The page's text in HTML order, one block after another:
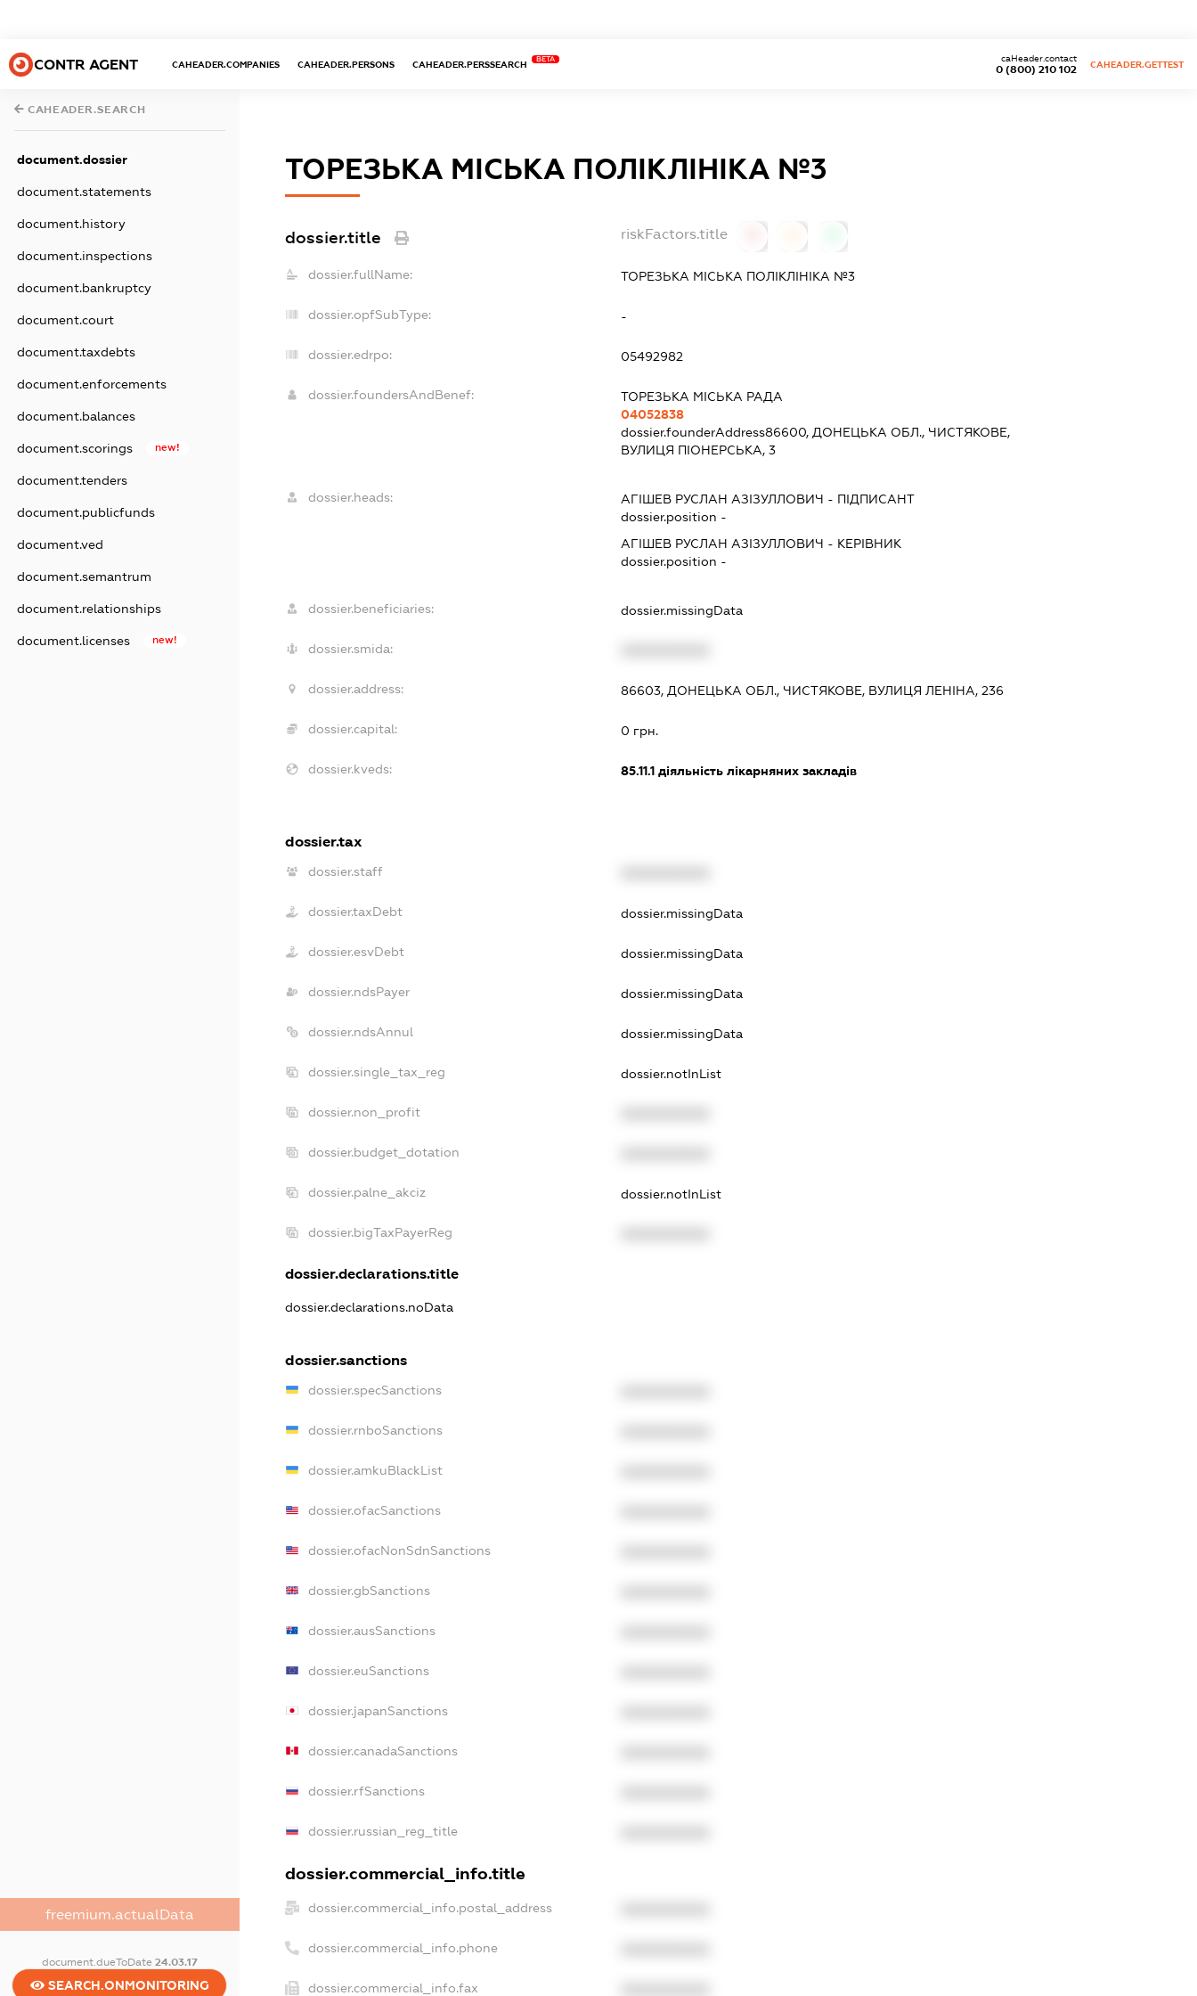
CONTR AGENT CAHEADER.COMPANIES CAHEADER.PERSONS CAHEADER.PERSSEARCH
BETA
0 (800) 210 102
caHeader.contact
CAHEADER.GETTEST
CAHEADER.SEARCH
document.dossier
document.statements
document.history
document.inspections
document.bankruptcy
document.court
document.taxdebts
document.enforcements
document.balances
document.scorings new!
document.tenders
document.publicfunds
document.ved
document.semantrum
document.relationships
document.licenses new!
freemium.actualData
document.dueToDate 24.03.17
SEARCH.ONMONITORING
ТОРЕЗЬКА МІСЬКА ПОЛІКЛІНІКА №3
dossier.title riskFactors.title
dossier.fullName: ТОРЕЗЬКА МІСЬКА ПОЛІКЛІНІКА №3
dossier.opfSubType: -
dossier.edrpo: 05492982
dossier.foundersAndBenef:
ТОРЕЗЬКА МІСЬКА РАДА
04052838
dossier.founderAddress86600, ДОНЕЦЬКА ОБЛ., ЧИСТЯКОВЕ,
ВУЛИЦЯ ПІОНЕРСЬКА, 3
dossier.heads: АГІШЕВ РУСЛАН АЗІЗУЛЛОВИЧ - ПІДПИСАНТ
dossier.position -
АГІШЕВ РУСЛАН АЗІЗУЛЛОВИЧ - КЕРІВНИК
dossier.position -
dossier.beneficiaries: dossier.missingData
dossier.smida:
dossier.address: 86603, ДОНЕЦЬКА ОБЛ., ЧИСТЯКОВЕ, ВУЛИЦЯ ЛЕНІНА, 236
dossier.capital: 0 грн.
dossier.kveds: 85.11.1 діяльність лікарняних закладів
dossier.tax
dossier.staff
dossier.taxDebt dossier.missingData
dossier.esvDebt dossier.missingData
dossier.ndsPayer dossier.missingData
dossier.ndsAnnul dossier.missingData
dossier.single_tax_reg dossier.notInList
dossier.non_profit
dossier.budget_dotation
dossier.palne_akciz dossier.notInList
dossier.bigTaxPayerReg
dossier.declarations.title
dossier.declarations.noData
dossier.sanctions
dossier.specSanctions
dossier.rnboSanctions
dossier.amkuBlackList
dossier.ofacSanctions
dossier.ofacNonSdnSanctions
dossier.gbSanctions
dossier.ausSanctions
dossier.euSanctions
dossier.japanSanctions
dossier.canadaSanctions
dossier.rfSanctions
dossier.russian_reg_title
dossier.commercial_info.title
dossier.commercial_info.postal_address
dossier.commercial_info.phone
dossier.commercial_info.fax